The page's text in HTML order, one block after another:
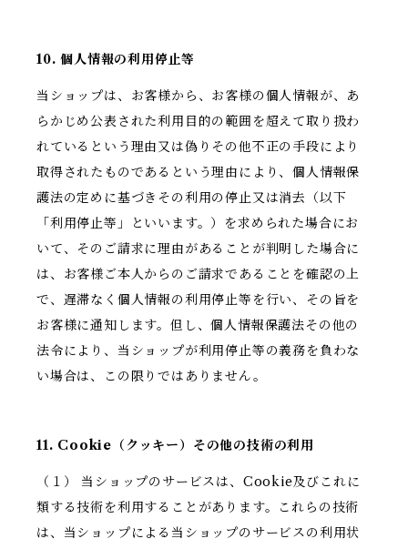
10. 個人情報の利用停止等
当ショップは、お客様から、お客様の個人情報が、あ
らかじめ公表された利用目的の範囲を超えて取り扱わ
れているという理由又は偽りその他不正の手段により
取得されたものであるという理由により、個人情報保
護法の定めに基づきその利用の停止又は消去（以下
「利用停止等」といいます。）を求められた場合にお
いて、そのご請求に理由があることが判明した場合に
は、お客様ご本人からのご請求であることを確認の上
で、遅滞なく個人情報の利用停止等を行い、その旨を
お客様に通知します。但し、個人情報保護法その他の
法令により、当ショップが利用停止等の義務を負わな
い場合は、この限りではありません。
11. Cookie（クッキー）その他の技術の利用
（１） 当ショップのサービスは、Cookie及びこれに
類する技術を利用することがあります。これらの技術
は、当ショップによる当ショップのサービスの利用状